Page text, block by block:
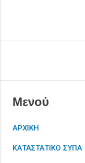
Μενού
ΑΡΧΙΚΗ
ΚΑΤΑΣΤΑΤΙΚΟ ΣΥΠΑ